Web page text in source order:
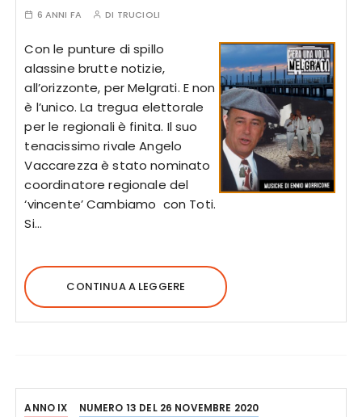
6 ANNI FA DI TRUCIOLI
Con le punture di spillo
alassine brutte notizie,
all’orizzonte, per Melgrati. E non
è l’unico. La tregua elettorale
per le regionali è finita. Il suo
tenacissimo rivale Angelo
Vaccarezza è stato nominato
coordinatore regionale del
‘vincente’ Cambiamo con Toti.
Si…
CONTINUA A LEGGERE
ANNO IX NUMERO 13 DEL 26 NOVEMBRE 2020